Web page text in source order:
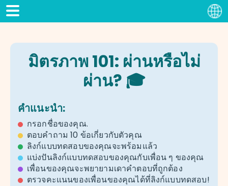
มิตรภาพ 101: ผ่านหรือไม่
ผ่าน? 🎓
คำแนะนำ:
กรอกชื่อของคุณ.
ตอบคำถาม 10 ข้อเกี่ยวกับตัวคุณ
ลิงก์แบบทดสอบของคุณจะพร้อมแล้ว
แบ่งปันลิงก์แบบทดสอบของคุณกับเพื่อน ๆ ของคุณ
เพื่อนของคุณจะพยายามเดาคำตอบที่ถูกต้อง
ตรวจคะแนนของเพื่อนของคุณได้ที่ลิงก์แบบทดสอบ!